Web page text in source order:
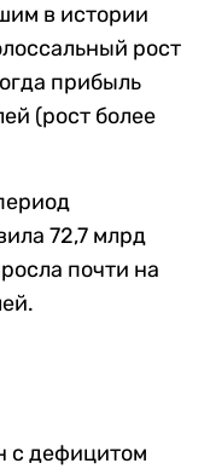
в истории
рост
прибыль
(рост более
72,7 млрд
почти на
с дефицитом